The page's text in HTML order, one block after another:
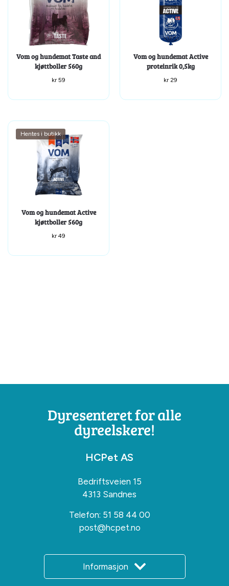
Vom og hundemat Taste and
kjøttboller 560g
kr 59
Vom og hundemat Active
proteinrik 0,5kg
kr 29
Hentes i butikk
Vom og hundemat Active
kjøttboller 560g
kr 49
Dyresenteret for alle
dyreelskere!
HCPet AS
Bedriftsveien 15
4313 Sandnes
Telefon: 51 58 44 00
post@hcpet.no
Informasjon